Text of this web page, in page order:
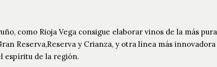
como Rioja Vega consigue elaborar vinos de la más pura
Reserva,Reserva y Crianza, y otra línea más innovadora
espíritu de la región.